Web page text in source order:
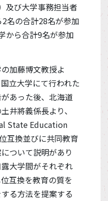
及び大学事務担当者
名の合計28名が参加
から合計9名が参加
加藤博文教授よ
立大学にて行われた
あった後、北海道
井將義係長より、
State Education
互換並びに共同教育
ついて説明があり
大学間がそれぞれ
互換を教育の質を
る方法を提案する